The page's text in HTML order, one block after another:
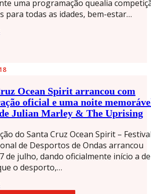
uma programação quealia
para todas as idades, bem-estar…
Ocean Spirit arrancou com
oficial e uma noite
Julian Marley & The Uprising
do Santa Cruz Ocean Spirit –
de Desportos de Ondas arrancou
de julho, dando oficialmente início a
o desporto,…